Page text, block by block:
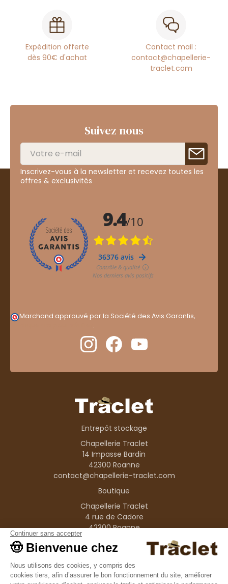
Expédition offerte
dès 90€ d'achat
Contact mail :
contact@chapellerie-
traclet.com
Suivez nous
Inscrivez-vous à la newsletter et recevez toutes les
offres & exclusivités
Marchand approuvé par la Société des Avis Garantis,
.
Entrepôt stockage
Chapellerie Traclet
14 Impasse Bardin
42300 Roanne
contact@chapellerie-traclet.com
Boutique
Chapellerie Traclet
4 rue de Cadore
42300 Roanne
Produits